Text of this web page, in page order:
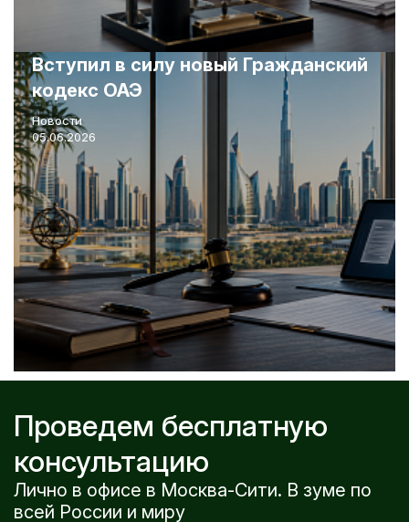
Вступил в силу новый Гражданский
кодекс ОАЭ
Новости
05.06.2026
Проведем бесплатную
консультацию
Лично в офисе в Москва-Сити. В зуме по
всей России и миру